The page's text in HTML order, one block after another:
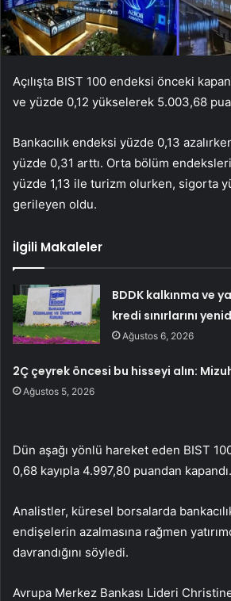
Açılışta BIST 100 endeksi önceki
ve yüzde 0,12 yükselerek 5.003,68
Bankacılık endeksi yüzde 0,13
yüzde 0,31 arttı. Orta bölüm
yüzde 1,13 ile turizm olurken, sigorta
gerileyen oldu.
İlgili Makaleler
BDDK kalkınma ve
kredi sınırlarını
Ağustos 6, 2026
2Ç çeyrek öncesi bu hisseyi alın:
Ağustos 5, 2026
Dün aşağı yönlü hareket eden BIST
0,68 kayıpla 4.997,80 puandan kapandı.
Analistler, küresel borsalarda
endişelerin azalmasına rağmen
davrandığını söyledi.
Avrupa Merkez Bankası Lideri Christine